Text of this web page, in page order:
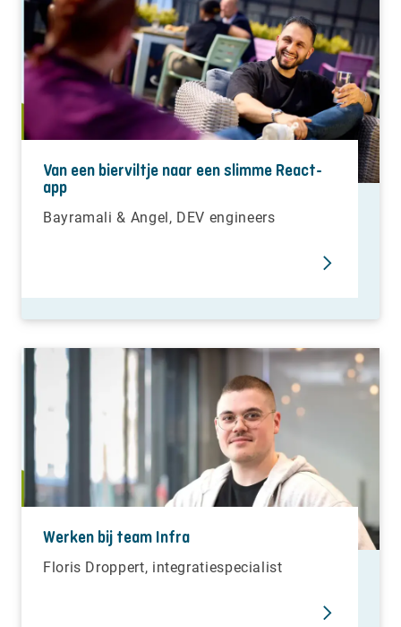
Van een bierviltje naar een slimme React-
app
Bayramali & Angel, DEV engineers
Werken bij team Infra
Floris Droppert, integratiespecialist